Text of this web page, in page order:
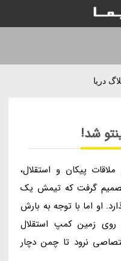
دریا
شد!
پیکان و استقلال،
تصمیم گرفت که تیمش یک
او اما با توجه به بارش
زمین کمپ استقلال
نرود تا چمن دچار